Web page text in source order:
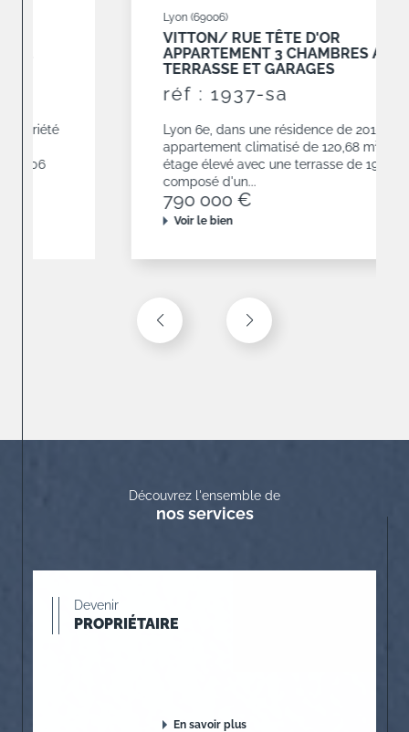
VITTON/ RUE TÊTE D'OR
APPARTEMENT 3 CHAMBRES AVEC
TERRASSE ET GARAGES
réf : 1937-sa
Lyon 6e, dans une résidence de 2010,
appartement climatisé de 120,68 m² situé en
étage élevé avec une terrasse de 19 m². Il est
Découvrez l'ensemble de
nos services
Devenir
PROPRIÉTAIRE
En savoir plus